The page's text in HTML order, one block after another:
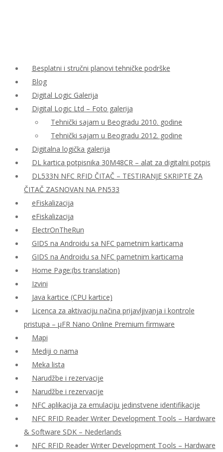
Besplatni i stručni planovi tehničke podrške
Blog
Digital Logic Galerija
Digital Logic Ltd – Foto galerija
Tehnički sajam u Beogradu 2010. godine
Tehnički sajam u Beogradu 2012. godine
Digitalna logička galerija
DL kartica potpisnika 30M48CR – alat za digitalni potpis
DL533N NFC RFID ČITAČ – TESTIRANJE SKRIPTE ZA
ČITAČ ZASNOVAN NA PN533
eFiskalizacija
eFiskalizacija
ElectrOnTheRun
GIDS na Androidu sa NFC pametnim karticama
GIDS na Androidu sa NFC pametnim karticama
Home Page:(bs translation)
Izvini
Java kartice (CPU kartice)
Licenca za aktivaciju načina prijavljivanja i kontrole
pristupa – μFR Nano Online Premium firmware
Mapi
Mediji o nama
Meka lista
Narudžbe i rezervacije
Narudžbe i rezervacije
NFC aplikacija za emulaciju jedinstvene identifikacije
NFC RFID Reader Writer Development Tools – Hardware
& Software SDK – Nederlands
NFC RFID Reader Writer Development Tools – Hardware